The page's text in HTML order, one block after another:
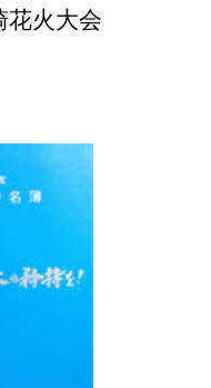
花火大会